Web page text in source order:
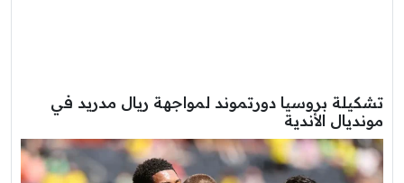
تشكيلة بروسيا دورتموند لمواجهة ريال مدريد في
مونديال الأندية